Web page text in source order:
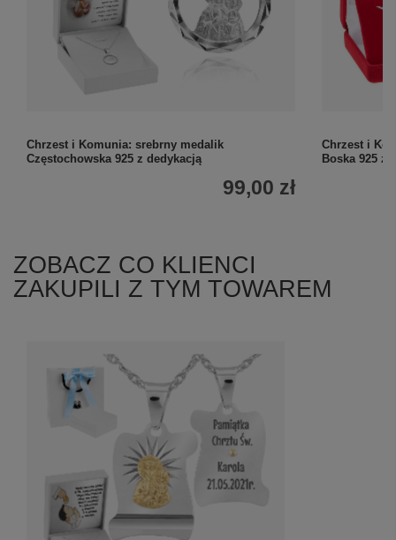
Chrzest i Komunia: srebrny medalik
Częstochowska 925 z dedykacją
99,00 zł
Chrzest i
Boska 925 z
ZOBACZ CO KLIENCI
ZAKUPILI Z TYM TOWAREM